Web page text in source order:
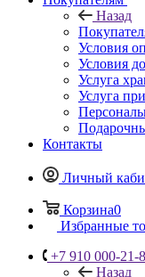
Отзывы
Покупателям
Назад
Условия
Условия
Услуга
Услуга
Контакты
Личный
Избранные